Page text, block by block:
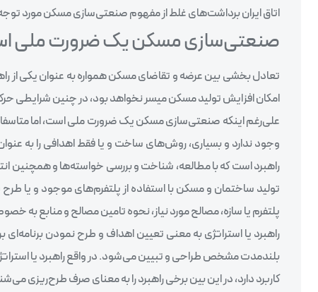
اتاق ایران برداشت‌های غلط از مفهوم صنعتی‌سازی مسکن مورد توجه
صنعتی‌سازی مسکن یک ضرورت ملی
تعادل بخشی بین عرضه و تقاضای مسکن همواره به عنوان یکی
امکان افزایش تولید مسکن میسر نخواهد بود، در چنین
علی‌رغم اینکه صنعتی‌سازی مسکن یک ضرورت ملی است، اما
وجود ندارد و بسیاری، روش‌های ساخت و یا فقط اهدافی را به
راهبرد است که با مطالعه، شناخت و بررسی خواسته‌ها و همچنین
تولید ساختمان و مسکن با استفاده از پلتفرم‌های موجود و یا
پلتفرم یا سازه، مصالح مورد نیاز، نحوه تامین مصالح و منابع
راهبرد یا استراتژی به معنی تعیین اهداف و طرح نمودن
بلندمدت مشخص طراحی و تبیین می‌شود. در واقع راهبرد یا
کاربرد دارد، در این بین برخی راهبرد را به معنای صرف طرح‌ریزی